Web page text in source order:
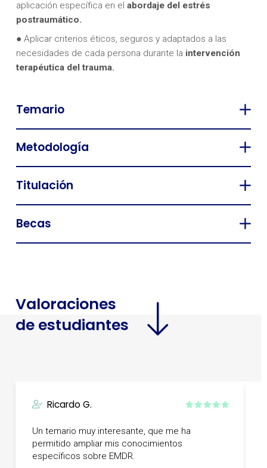
aplicación específica en el abordaje del estrés
postraumático.
● Aplicar criterios éticos, seguros y adaptados a las
necesidades de cada persona durante la intervención
terapéutica del trauma.
Temario
Metodología
Titulación
Becas
Valoraciones
de estudiantes
Ricardo G.
Un temario muy interesante, que me ha
permitido ampliar mis conocimientos
específicos sobre EMDR.